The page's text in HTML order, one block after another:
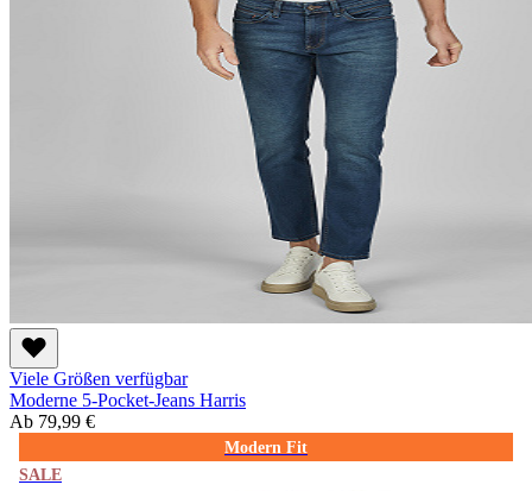
Viele Größen verfügbar
Moderne 5-Pocket-Jeans Harris
Ab 79,99 €
Modern Fit
SALE